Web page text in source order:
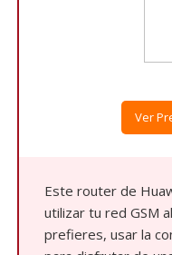
Ver
Este router de
utilizar tu red GSM
prefieres, usar la